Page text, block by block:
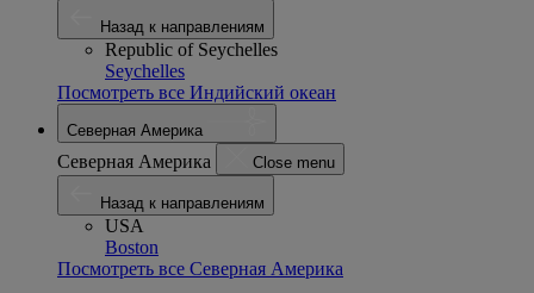
Назад к направлениям
Republic of Seychelles
Seychelles
Посмотреть все Индийский океан
Северная Америка
Северная Америка Close menu
Назад к направлениям
USA
Boston
Посмотреть все Северная Америка